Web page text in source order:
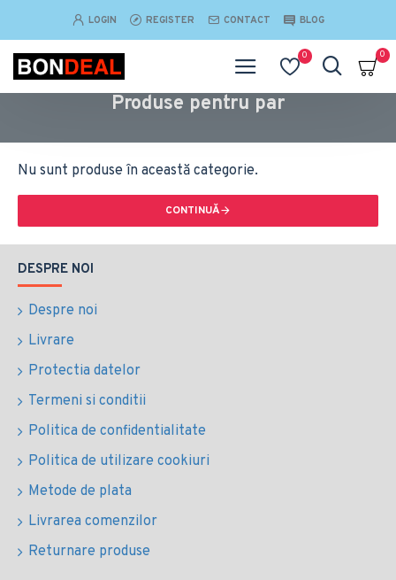
LOGIN REGISTER CONTACT BLOG
0 0
Produse pentru par
Nu sunt produse în această categorie.
CONTINUĂ
DESPRE NOI
Despre noi
Livrare
Protectia datelor
Termeni si conditii
Politica de confidentialitate
Politica de utilizare cookiuri
Metode de plata
Livrarea comenzilor
Returnare produse